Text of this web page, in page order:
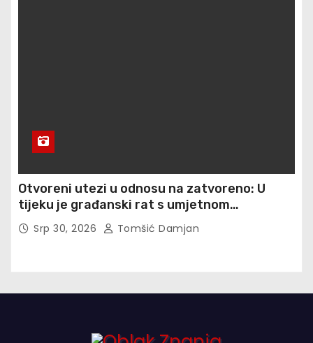
Otvoreni utezi u odnosu na zatvoreno: U
tijeku je građanski rat s umjetnom
inteligencijom, a ulozi su egzistencijalni
Srp 30, 2026 Tomšić Damjan